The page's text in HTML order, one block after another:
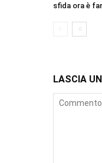
sfida ora è
LASCIA